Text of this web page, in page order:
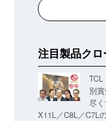
注目製品ク
TCL
別
尽
X11L／C8L／C7L